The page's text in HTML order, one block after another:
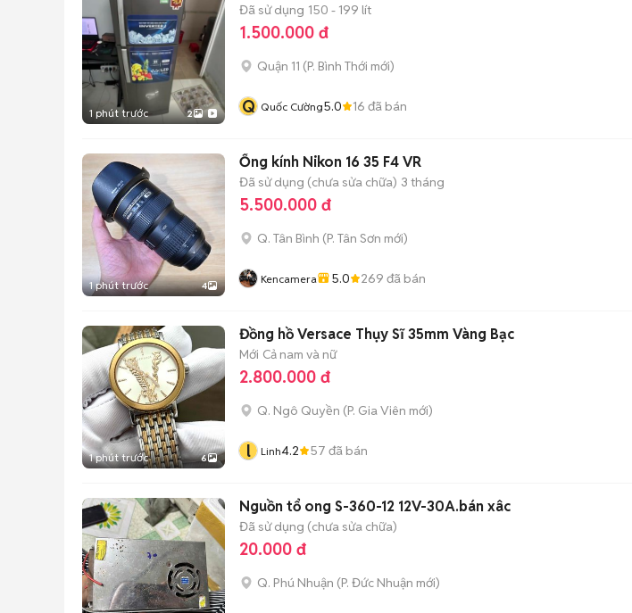
1 phút trước 2
Đã sử dụng 150 - 199 lít
1.500.000 đ
Quận 11 (P. Bình Thới mới)
Q Quốc Cường5.0 16 đã bán
1 phút trước 4
Ống kính Nikon 16 35 F4 VR
Đã sử dụng (chưa sửa chữa) 3 tháng
5.500.000 đ
Q. Tân Bình (P. Tân Sơn mới)
Kencamera 5.0 269 đã bán
1 phút trước 6
Đồng hồ Versace Thụy Sĩ 35mm Vàng Bạc
Mới Cả nam và nữ
2.800.000 đ
Q. Ngô Quyền (P. Gia Viên mới)
l Linh4.2 57 đã bán
Nguồn tổ ong S-360-12 12V-30A.bán xâc
Đã sử dụng (chưa sửa chữa)
20.000 đ
Q. Phú Nhuận (P. Đức Nhuận mới)